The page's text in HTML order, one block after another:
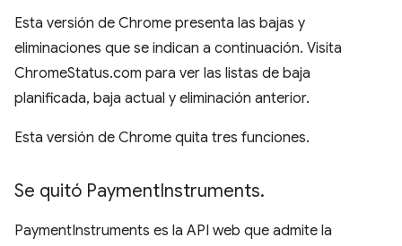
Esta versión de Chrome presenta las bajas y
eliminaciones que se indican a continuación. Visita
ChromeStatus.com para ver las listas de baja
planificada, baja actual y eliminación anterior.
Esta versión de Chrome quita tres funciones.
Se quitó PaymentInstruments.
PaymentInstruments es la API web que admite la